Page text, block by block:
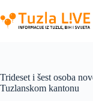
to
content
Trideset i šest osoba
Tuzlanskom kantonu